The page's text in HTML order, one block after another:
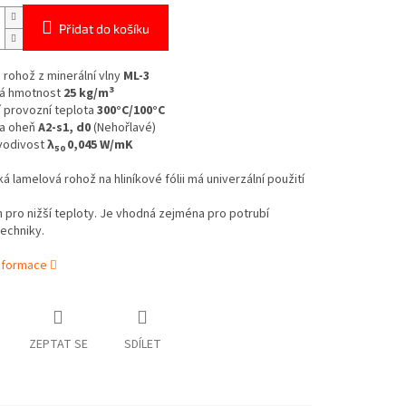
Přidat do košíku
rohož z minerální vlny ML-3
hmotnost 25 kg/m3
provozní teplota 300°C/100°C
oheň A2-s1, d0(Nehořlavé)
λ50 0,045 W/mK
lamelová rohož na hliníkové fólii má univerzální použití
pro nižší teploty. Je vhodná zejména pro potrubí
ZEPTAT SE SDÍLET